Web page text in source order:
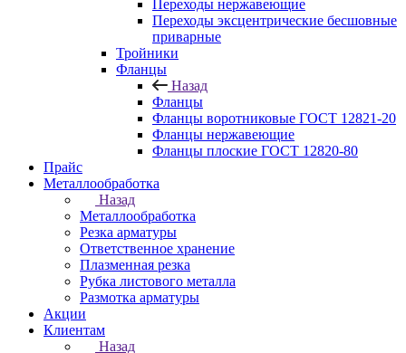
Переходы нержавеющие
Переходы эксцентрические бесшовные
приварные
Тройники
Фланцы
Назад
Фланцы
Фланцы воротниковые ГОСТ 12821-20
Фланцы нержавеющие
Фланцы плоские ГОСТ 12820-80
Прайс
Металлообработка
Назад
Металлообработка
Резка арматуры
Ответственное хранение
Плазменная резка
Рубка листового металла
Размотка арматуры
Акции
Клиентам
Назад